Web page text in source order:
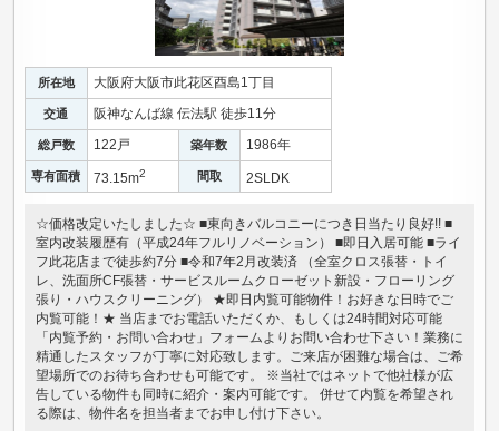
所在地 大阪府大阪市此花区酉島1丁目
交通 阪神なんば線 伝法駅 徒歩11分
総戸数 122戸 築年数 1986年
専有面積 73.15m2 間取 2SLDK
☆価格改定いたしました☆ ■東向きバルコニーにつき日当たり良好!! ■
室内改装履歴有（平成24年フルリノベーション） ■即日入居可能 ■ライ
フ此花店まで徒歩約7分 ■令和7年2月改装済 （全室クロス張替・トイ
レ、洗面所CF張替・サービスルームクローゼット新設・フローリング
張り・ハウスクリーニング） ★即日内覧可能物件！お好きな日時でご
内覧可能！★ 当店までお電話いただくか、もしくは24時間対応可能
「内覧予約・お問い合わせ」フォームよりお問い合わせ下さい！業務に
精通したスタッフが丁寧に対応致します。ご来店が困難な場合は、ご希
望場所でのお待ち合わせも可能です。 ※当社ではネットで他社様が広
告している物件も同時に紹介・案内可能です。 併せて内覧を希望され
る際は、物件名を担当者までお申し付け下さい。